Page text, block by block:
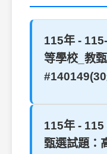
115年 -
等學校_教
115年 -
甄選試題：